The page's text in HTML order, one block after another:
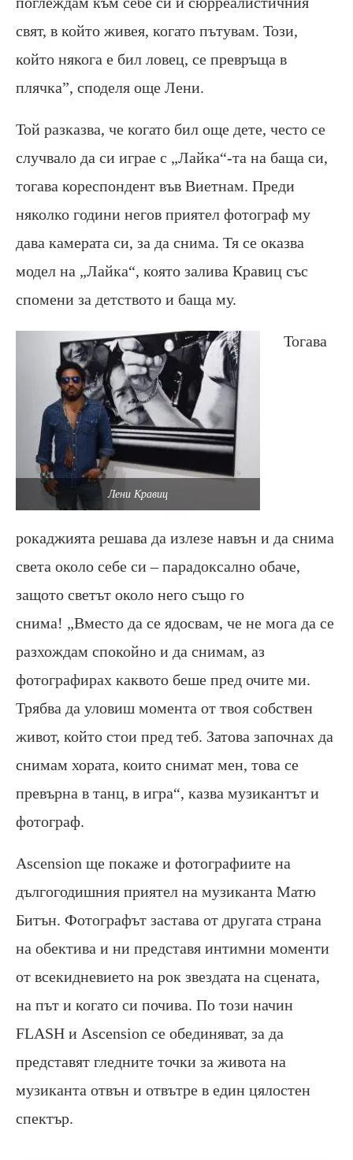
свят, в който живея, когато пътувам. Този,
който някога е бил ловец, се превръща в
плячка”, споделя още Лени.
Той разказва, че когато бил още дете, често се
случвало да си играе с „Лайка“-та на баща си,
тогава кореспондент във Виетнам. Преди
няколко години негов приятел фотограф му
дава камерата си, за да снима. Тя се оказва
модел на „Лайка“, която залива Кравиц със
спомени за детството и баща му.
Лени Кравиц
Тогава
рокаджията решава да излезе навън и да снима
света около себе си – парадоксално обаче,
защото светът около него също го
снима! „Вместо да се ядосвам, че не мога да се
разхождам спокойно и да снимам, аз
фотографирах каквото беше пред очите ми.
Трябва да уловиш момента от твоя собствен
живот, който стои пред теб. Затова започнах да
снимам хората, които снимат мен, това се
превърна в танц, в игра“, казва музикантът и
фотограф.
Ascension ще покаже и фотографиите на
дългогодишния приятел на музиканта Матю
Битън. Фотографът застава от другата страна
на обектива и ни представя интимни моменти
от всекидневието на рок звездата на сцената,
на път и когато си почива. По този начин
FLASH и Ascension се обединяват, за да
представят гледните точки за живота на
музиканта отвън и отвътре в един цялостен
спектър.